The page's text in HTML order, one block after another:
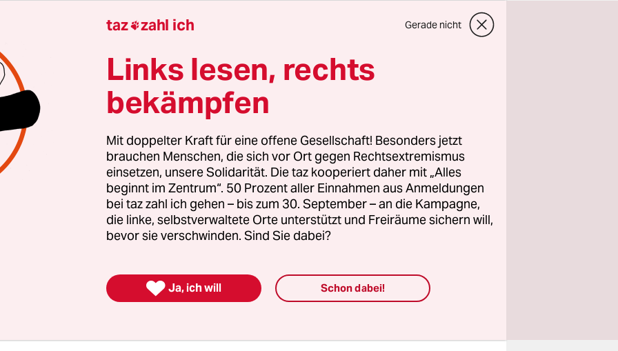
einer der Väter der „Historischen Sozialwissenschaft“.
der Fachwelt wurde er in Westdeutschland einem breiteren
dem „Historiker-Streit“ von 1986 bekannt. Auch zu
äußerte er sich, verlangte etwa mehr Integration
in Deutschland und forderte einen
taz zahl ich Gerade nicht
Links lesen, rechts
bekämpfen
Mit doppelter Kraft für eine offene Gesellschaft! Besonders jetzt
brauchen Menschen, die sich vor Ort gegen Rechtsextremismus
einsetzen, unsere Solidarität. Die taz kooperiert daher mit „Alles
beginnt im Zentrum“. 50 Prozent aller Einnahmen aus Anmeldungen
bei taz zahl ich gehen – bis zum 30. September – an die Kampagne,
die linke, selbstverwaltete Orte unterstützt und Freiräume sichern will,
bevor sie verschwinden. Sind Sie dabei?
 Ja, ich will Schon dabei!